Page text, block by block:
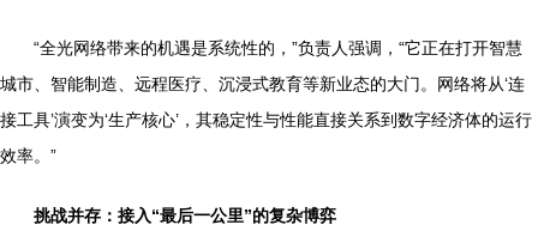
“全光网络带来的机遇是系统性的，”负责人强调，“它正在打开智慧
城市、智能制造、远程医疗、沉浸式教育等新业态的大门。网络将从‘连
接工具’演变为‘生产核心’，其稳定性与性能直接关系到数字经济体的运行
效率。”
挑战并存：接入“最后一公里”的复杂博弈